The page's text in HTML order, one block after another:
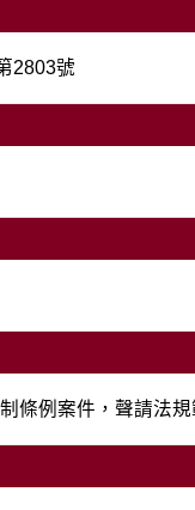
2803號
條例案件，聲請法